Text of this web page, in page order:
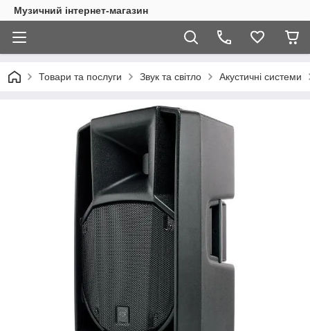
Музичний інтернет-магазин
Товари та послуги Звук та світло Акустичні системи